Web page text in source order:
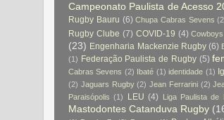
Campeonato Paulista de Acesso
Rugby Bauru (6) Chupa Cabras Sevens
Rugby Clube (7) COVID-19 (4)
(23) Engenharia Mackenzie Rugby (6)
(1) Federação Paulista de Rugby (5)
Cabras Sevens (2) Ibaté (1) identidade (1)
(2) Jaguars Rugby (2) Jean Ferrarini (2)
Paraisópolis (1) LEU (4) Liga Paulista de
Mastodontes Catanduva Rugby